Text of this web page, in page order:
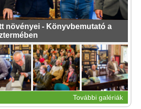
növényei - Könyvbemutató a
További galériák